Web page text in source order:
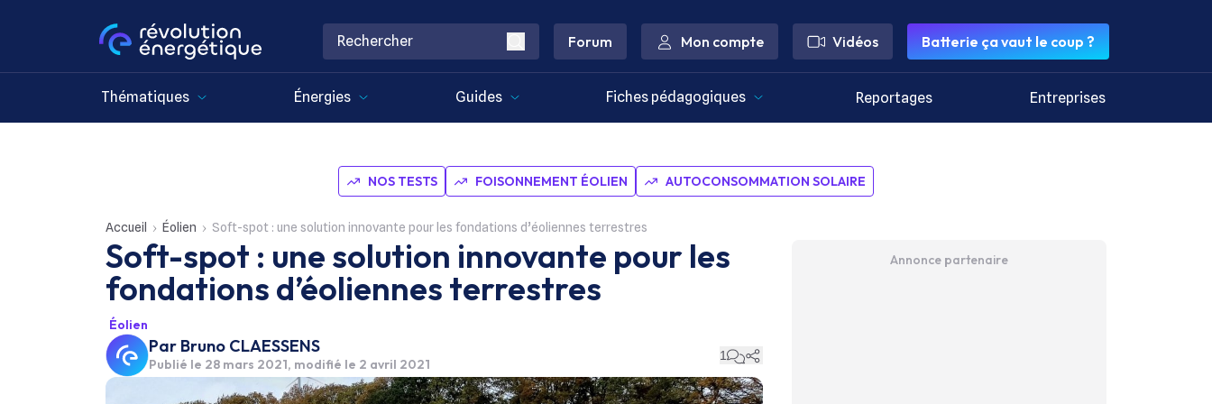
Forum Mon compte Vidéos Batterie ça vaut le coup ?
Thématiques Énergies Guides Fiches pédagogiques Reportages Entreprises
NOS TESTS FOISONNEMENT ÉOLIEN AUTOCONSOMMATION SOLAIRE
Accueil Éolien Soft-spot : une solution innovante pour les fondations d’éoliennes terrestres
Soft-spot : une solution innovante pour les
fondations d’éoliennes terrestres
Éolien
Par Bruno CLAESSENS
Publié le 28 mars 2021, modifié le 2 avril 2021
1
Annonce partenaire